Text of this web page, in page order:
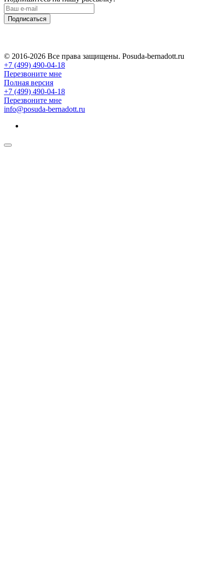
Подписаться
© 2016-2026 Все права защищены. Posuda-bernadott.ru
+7 (499) 490-04-18
Перезвоните мне
Полная версия
+7 (499) 490-04-18
Перезвоните мне
info@posuda-bernadott.ru